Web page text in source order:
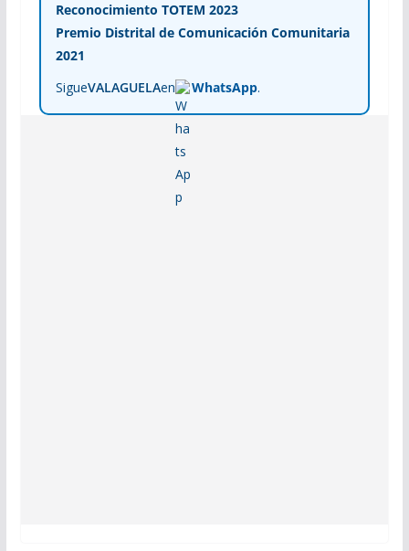
Reconocimiento TOTEM 2023
Premio Distrital de Comunicación Comunitaria
2021
SigueVALAGUELAen WhatsApp.